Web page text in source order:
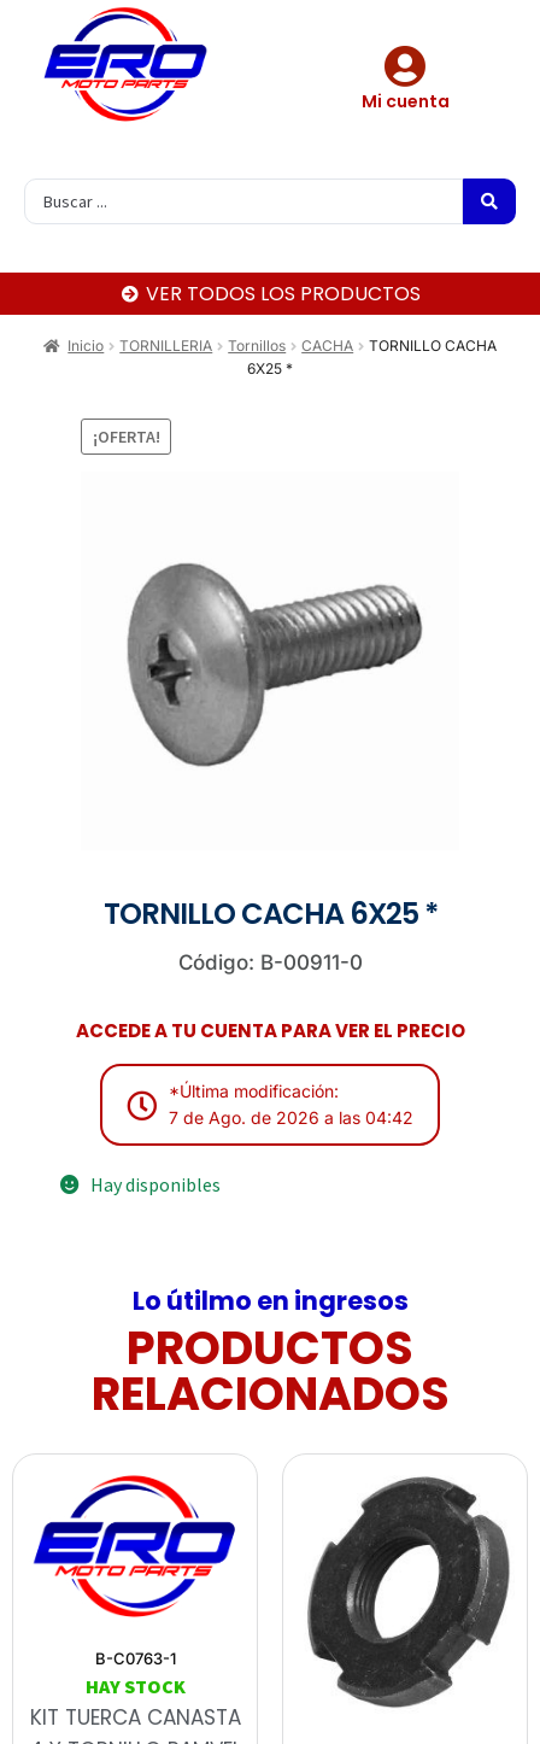
Mi cuenta
VER TODOS LOS PRODUCTOS
Inicio TORNILLERIA Tornillos CACHA
TORNILLO CACHA
6X25 *
¡OFERTA!
TORNILLO CACHA 6X25 *
Código: B-00911-0
ACCEDE A TU CUENTA PARA VER EL PRECIO
*Última modificación:
7 de Ago. de 2026 a las 04:42
Hay disponibles
Lo útilmo en ingresos
PRODUCTOS
RELACIONADOS
B-C0763-1
HAY STOCK
KIT TUERCA CANASTA